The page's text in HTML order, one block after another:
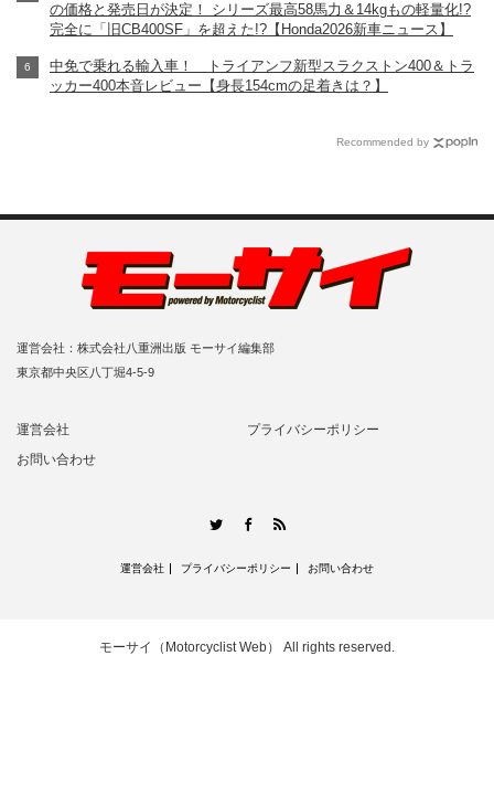
の価格と発売日が決定！ シリーズ最高58馬力＆14kgもの軽量化!?
完全に「旧CB400SF」を超えた!?【Honda2026新車ニュース】
中免で乗れる輸入車！ トライアンフ新型スラクストン400＆トラ
ッカー400本音レビュー【身長154cmの足着きは？】
Recommended by
運営会社：株式会社八重洲出版 モーサイ編集部
東京都中央区八丁堀4-5-9
運営会社
プライバシーポリシー
お問い合わせ
TwitterFacebook
運営会社 プライバシーポリシー お問い合わせ
モーサイ（Motorcyclist Web） All rights reserved.